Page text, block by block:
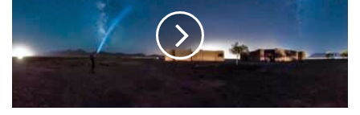
تاريخي